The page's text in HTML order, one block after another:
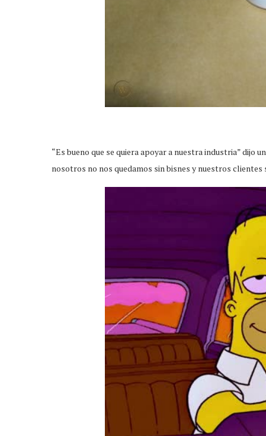
“Es bueno que se quiera apoyar a nuestra industria” dijo
nosotros no nos quedamos sin bisnes y nuestros clientes